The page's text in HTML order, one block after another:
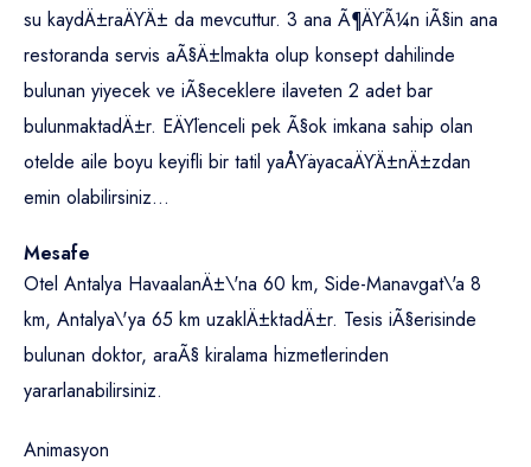
su kaydÄ±raÄŸÄ± da mevcuttur. 3 ana Ã¶ÄŸÃ¼n iÃ§in ana
restoranda servis aÃ§Ä±lmakta olup konsept dahilinde
bulunan yiyecek ve iÃ§eceklere ilaveten 2 adet bar
bulunmaktadÄ±r. EÄŸlenceli pek Ã§ok imkana sahip olan
otelde aile boyu keyifli bir tatil yaÅŸayacaÄŸÄ±nÄ±zdan
emin olabilirsiniz...
Mesafe
Otel Antalya HavaalanÄ±\'na 60 km, Side-Manavgat\'a 8
km, Antalya\'ya 65 km uzaklÄ±ktadÄ±r. Tesis iÃ§erisinde
bulunan doktor, araÃ§ kiralama hizmetlerinden
yararlanabilirsiniz.
Animasyon